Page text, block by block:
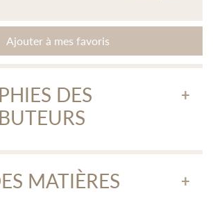
Ajouter à mes favoris
DES
et assistante à l’unité des études
MATIÈRES